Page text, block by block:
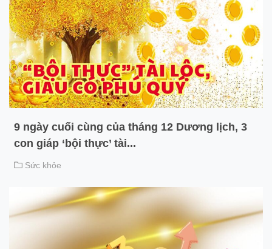
9 ngày cuối cùng của tháng 12 Dương lịch, 3
con giáp ‘bội thực’ tài...
Sức khỏe